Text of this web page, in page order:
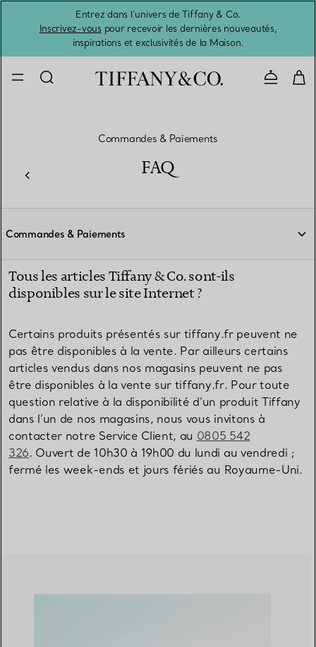
Entrez dans l’univers de Tiffany & Co.
Inscrivez-vouspour recevoir les dernières nouveautés,
inspirations et exclusivités de la Maison.
Commandes & Paiements
FAQ
Commandes & Paiements
Tous les articles Tiffany & Co. sont-ils
disponibles sur le site Internet ?
Certains produits présentés sur tiffany.fr peuvent ne
pas être disponibles à la vente. Par ailleurs certains
articles vendus dans nos magasins peuvent ne pas
être disponibles à la vente sur tiffany.fr. Pour toute
question relative à la disponibilité d’un produit Tiffany
dans l’un de nos magasins, nous vous invitons à
contacter notre Service Client, au 0805 542
326. Ouvert de 10h30 à 19h00 du lundi au vendredi ;
fermé les week-ends et jours fériés au Royaume-Uni.